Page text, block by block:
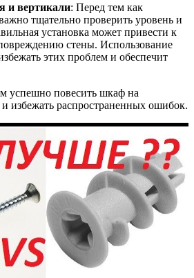
и вертикали: Перед тем как
тщательно проверить уровень и
установка может привести к
стены. Использование
этих проблем и обеспечит
успешно повесить шкаф на
избежать распространенных ошибок.